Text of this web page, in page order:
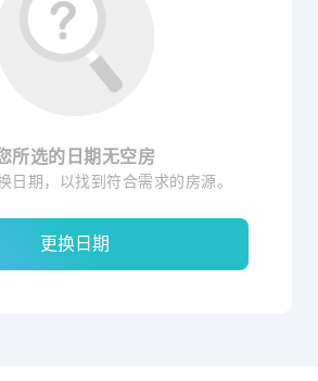
所选的日期无空房
日期，以找到符合需求的房源。
更换日期